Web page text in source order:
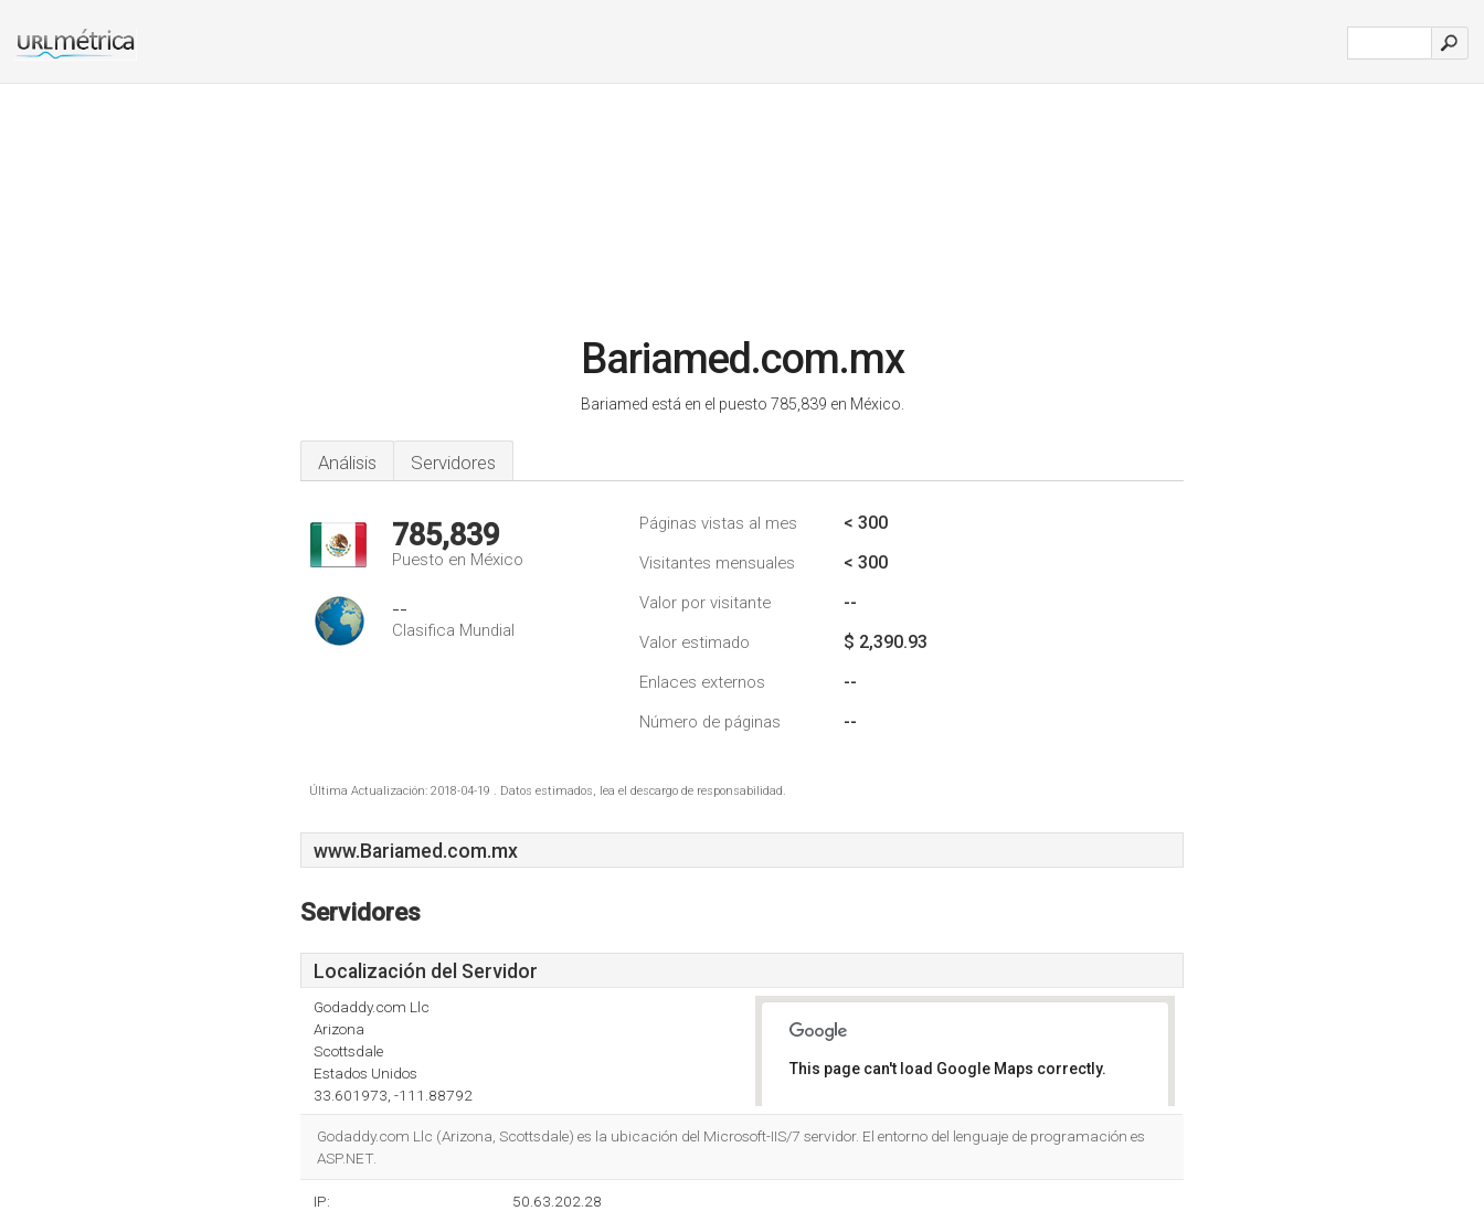
Bariamed.com.mx
Bariamed está en el puesto 785,839 en México.
Análisis Servidores
785,839
Puesto en México
--
Clasifica Mundial
Páginas vistas al mes < 300
Visitantes mensuales < 300
Valor por visitante --
Valor estimado $ 2,390.93
Enlaces externos --
Número de páginas --
Última Actualización: 2018-04-19 . Datos estimados, lea el descargo de responsabilidad.
www.Bariamed.com.mx
Servidores
Localización del Servidor
Godaddy.com Llc
Arizona
Scottsdale
Estados Unidos
33.601973, -111.88792
This page can't load Google Maps correctly.
Godaddy.com Llc (Arizona, Scottsdale) es la ubicación del Microsoft-IIS/7 servidor. El entorno del lenguaje de programación es
ASP.NET.
IP: 50.63.202.28